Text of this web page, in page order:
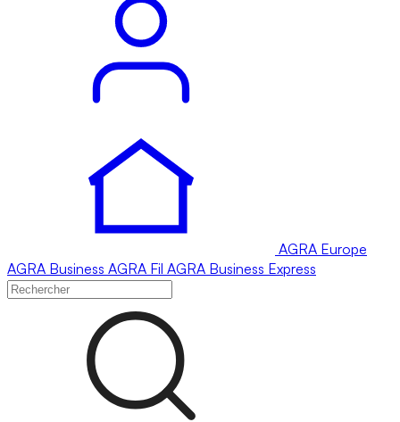
AGRA Europe
AGRA Business AGRA Fil AGRA Business Express